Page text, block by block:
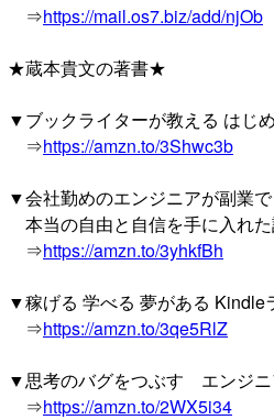
⇒https://mail.os7.biz/add/njOb
★蔵本貴文の著書★
▼ブックライターが教える はじ
⇒https://amzn.to/3Shwc3b
▼会社勤めのエンジニアが副業で
本当の自由と自信を手に入れ
⇒https://amzn.to/3yhkfBh
▼稼げる 学べる 夢がある Kindle
⇒https://amzn.to/3qe5RlZ
▼思考のバグをつぶす エンジニ
⇒https://amzn.to/2WX5i34